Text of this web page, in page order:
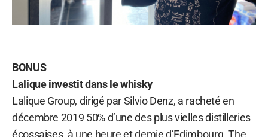
BONUS
Lalique investit dans le whisky
Lalique Group, dirigé par Silvio Denz, a racheté en
décembre 2019 50% d’une des plus vielles distilleries
écossaises, à une heure et demie d’Edimbourg. The